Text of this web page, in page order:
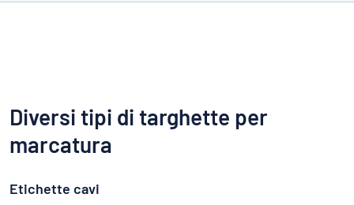
Diversi tipi di targhette per
marcatura
Etichette cavi